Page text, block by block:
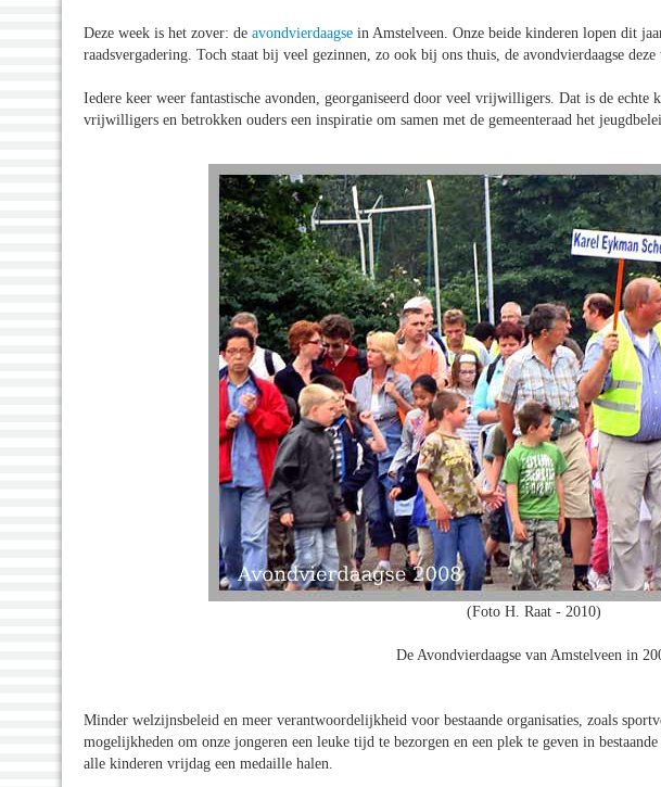
Deze week is het zover: de avondvierdaagse in Amstelveen. Onze beide kinderen lopen dit
raadsvergadering. Toch staat bij veel gezinnen, zo ook bij ons thuis, de avondvierdaagse
Iedere keer weer fantastische avonden, georganiseerd door veel vrijwilligers. Dat is de
vrijwilligers en betrokken ouders een inspiratie om samen met de gemeenteraad het
(Foto H. Raat - 2010)
De Avondvierdaagse van Amstelveen in
Minder welzijnsbeleid en meer verantwoordelijkheid voor bestaande organisaties, zoals
mogelijkheden om onze jongeren een leuke tijd te bezorgen en een plek te geven in
alle kinderen vrijdag een medaille halen.